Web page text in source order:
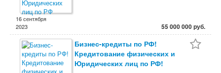
16 сентября
2023
55 000 000 руб.
Бизнес-кредиты по РФ!
Кредитование физических и
Юридических лиц по РФ!